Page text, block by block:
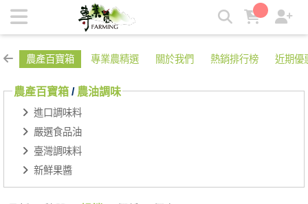
農油調味 | 專業農
農產百寶箱 專業農精選 關於我們 熱銷排行榜 近期優
農產百寶箱 / 農油調味
進口調味料
嚴選食品油
臺灣調味料
新鮮果醬